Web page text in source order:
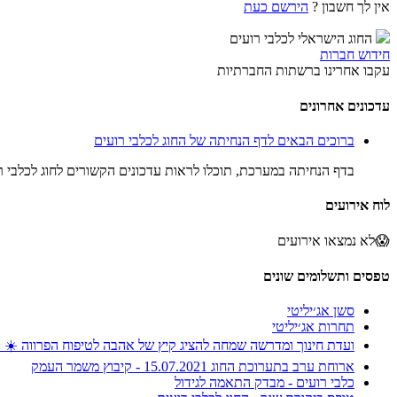
אין לך חשבון ? הירשם כעת
החוג הישראלי לכלבי רועים
חידוש חברות
עקבו אחרינו ברשתות החברתיות
עדכונים אחרונים
ברוכים הבאים לדף הנחיתה של החוג לכלבי רועים
בדף הנחיתה במערכת, תוכלו לראות עדכונים הקשורים לחוג לכלבי
לוח אירועים
😱לא נמצאו אירועים
טפסים ותשלומים שונים
סשן אג׳יליטי
תחרות אג׳יליטי
ועדת חינוך ומדרשה שמחה להציג קיץ של אהבה לטיפוח הפרווה
ארוחת ערב בתערוכת החוג 15.07.2021 - קיבוץ משמר העמק
כלבי רועים - מבדק התאמה לגידול